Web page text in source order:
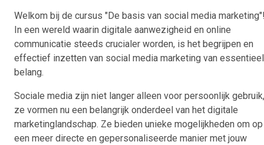
Welkom bij de cursus "De basis van social media
In een wereld waarin digitale aanwezigheid en online
communicatie steeds crucialer worden, is het begrijpen en
effectief inzetten van social media marketing van essentieel
belang.
Sociale media zijn niet langer alleen voor persoonlijk gebruik,
ze vormen nu een belangrijk onderdeel van het digitale
marketinglandschap. Ze bieden unieke mogelijkheden om op
een meer directe en gepersonaliseerde manier met jouw